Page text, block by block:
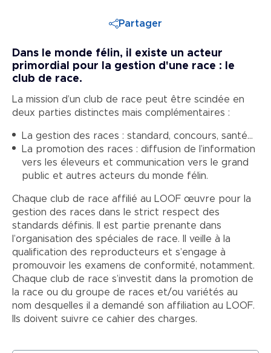
Partager
Dans le monde félin, il existe un acteur
primordial pour la gestion d'une race : le
club de race.
La mission d’un club de race peut être scindée en
deux parties distinctes mais complémentaires :
La gestion des races : standard, concours, santé…
La promotion des races : diffusion de l’information
vers les éleveurs et communication vers le grand
public et autres acteurs du monde félin.
Chaque club de race affilié au LOOF œuvre pour la
gestion des races dans le strict respect des
standards définis. Il est partie prenante dans
l’organisation des spéciales de race. Il veille à la
qualification des reproducteurs et s’engage à
promouvoir les examens de conformité, notamment.
Chaque club de race s’investit dans la promotion de
la race ou du groupe de races et/ou variétés au
nom desquelles il a demandé son affiliation au LOOF.
Ils doivent suivre ce cahier des charges.